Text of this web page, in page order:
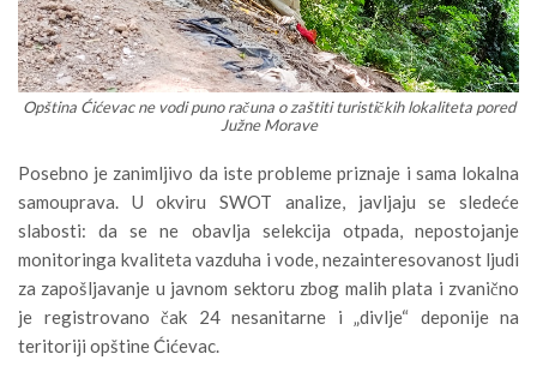
Opština Ćićevac ne vodi puno računa o zaštiti turističkih lokaliteta pored
Južne Morave
Posebno je zanimljivo da iste probleme priznaje i sama lokalna
samouprava. U okviru SWOT analize, javljaju se sledeće
slabosti: da se ne obavlja selekcija otpada, nepostojanje
monitoringa kvaliteta vazduha i vode, nezainteresovanost ljudi
za zapošljavanje u javnom sektoru zbog malih plata i zvanično
je registrovano čak 24 nesanitarne i „divlje“ deponije na
teritoriji opštine Ćićevac.